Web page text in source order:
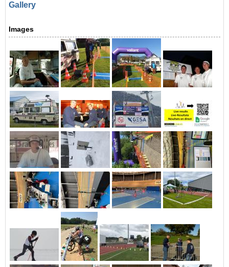
Créer un nouveau compte
Demander un nouveau mot de passe
Gallery
Images